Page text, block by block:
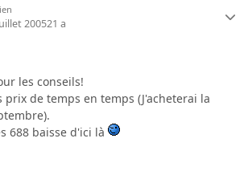
200521 a
les conseils!
prix de temps en temps (J'acheterai la
688 baisse d'ici là